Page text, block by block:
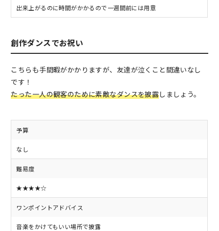
出来上がるのに時間がかかるので一週間前には用意
創作ダンスでお祝い
こちらも手間暇がかかりますが、友達が泣くこと間違いなし
です！
たった一人の観客のために素敵なダンスを披露しましょう。
予算
なし
難易度
★★★★☆
ワンポイントアドバイス
音楽をかけてもいい場所で披露